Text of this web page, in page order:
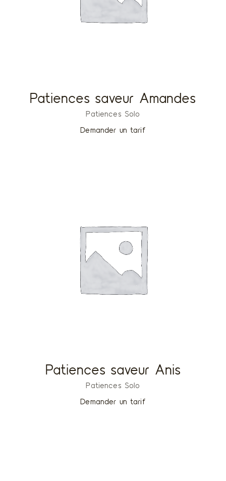
Patiences saveur Amandes
Patiences Solo
Demander un tarif
Patiences saveur Anis
Patiences Solo
Demander un tarif